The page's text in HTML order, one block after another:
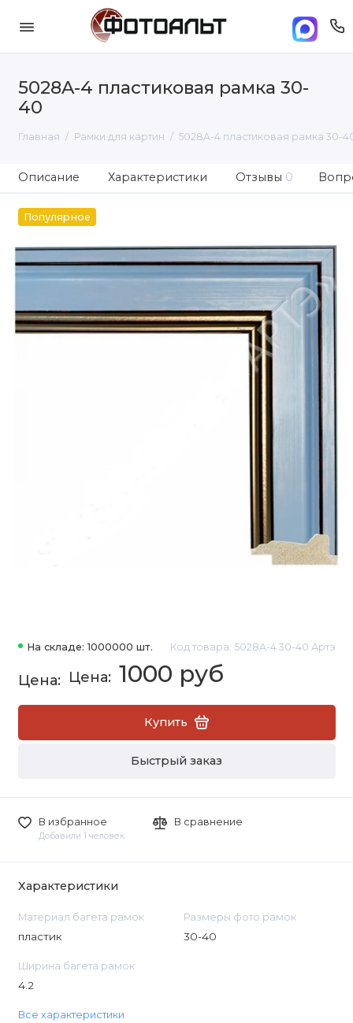
5028A-4 пластиковая рамка 30-
40
Главная Рамки для картин 5028A-4 пластиковая рамка 30-
Описание Характеристики Отзывы 0
Популярное
На складе: 1000000 шт. Код товара: 5028A-4 30-40 Артэ
1000 руб
Купить
Быстрый заказ
В избранное
Добавили 1 человек
В сравнение
Характеристики
Материал багета рамок
пластик
Размеры фото рамок
30-40
Ширина багета рамок
4.2
Все характеристики